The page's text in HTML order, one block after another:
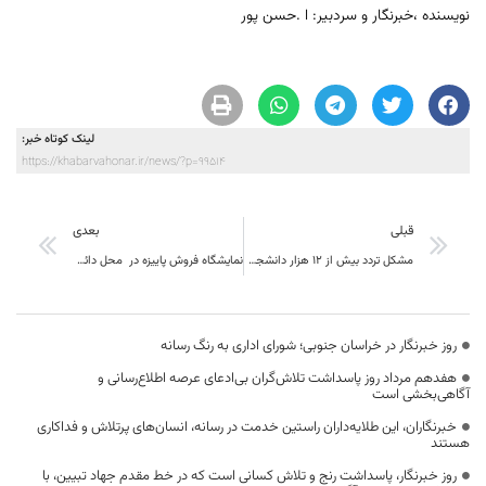
نویسنده ،خبرنگار و سردبیر: ا .حسن پور
لینک کوتاه خبر:
https://khabarvahonar.ir/news/?p=99514
قبلی
مشکل تردد بیش از ۱۲ هزار دانشجوی دانشگاه بیرجند حل می شود
بعدی
نمایشگاه فروش پاییزه در محل دائمی نمایشگاه‌های بین المللی بیرجند گشایش یافت
روز خبرنگار در خراسان جنوبی؛ شورای اداری به رنگ رسانه
هفدهم مرداد روز پاسداشت تلاش‌گران بی‌ادعای عرصه اطلاع‌رسانی و
آگاهی‌بخشی است
خبرنگاران، این طلایه‌داران راستین خدمت در رسانه، انسان‌های پرتلاش و فداکاری
هستند
روز خبرنگار، پاسداشت رنج و تلاش کسانی است که در خط مقدم جهاد تبیین، با